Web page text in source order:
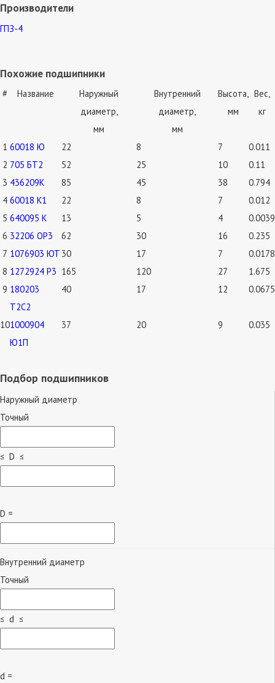
Производители
ГПЗ-4
Похожие подшипники
# Название
Наружный
диаметр,
мм
Внутренний
диаметр,
мм
Высота,
мм
Вес,
кг
1 60018 Ю 22 8 7
0.011
2 705 БТ2 52 25 10
0.11
3 436209К 85 45 38
0.794
4 60018 К1 22 8 7
0.012
5 640095 К 13 5 4
0.0039
6 32206 ОР3 62 30 16
0.235
7 1076903 ЮТ 30 17 7
0.0178
8 1272924 Р3 165 120 27
1.675
9 180203
Т2С2
40 17 12 0.0675
101000904
Ю1П
37 20 9 0.035
Подбор подшипников
Наружный диаметр
Точный
≤ D ≤
D =
Внутренний диаметр
Точный
≤ d ≤
d =